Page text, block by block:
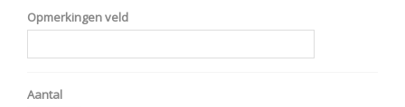
Opmerkingen veld
Aantal